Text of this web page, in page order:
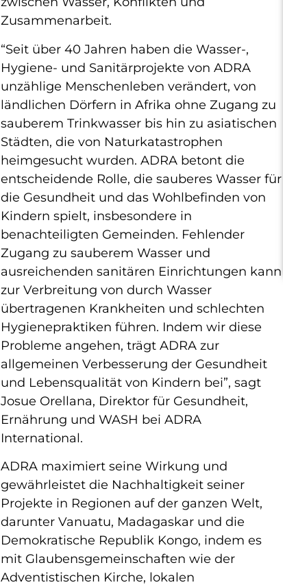
Zusammenarbeit.
“Seit über 40 Jahren haben die Wasser-,
Hygiene- und Sanitärprojekte von ADRA
unzählige Menschenleben verändert, von
ländlichen Dörfern in Afrika ohne Zugang zu
sauberem Trinkwasser bis hin zu asiatischen
Städten, die von Naturkatastrophen
heimgesucht wurden. ADRA betont die
entscheidende Rolle, die sauberes Wasser für
die Gesundheit und das Wohlbefinden von
Kindern spielt, insbesondere in
benachteiligten Gemeinden. Fehlender
Zugang zu sauberem Wasser und
ausreichenden sanitären Einrichtungen kann
zur Verbreitung von durch Wasser
übertragenen Krankheiten und schlechten
Hygienepraktiken führen. Indem wir diese
Probleme angehen, trägt ADRA zur
allgemeinen Verbesserung der Gesundheit
und Lebensqualität von Kindern bei”, sagt
Josue Orellana, Direktor für Gesundheit,
Ernährung und WASH bei ADRA
International.
ADRA maximiert seine Wirkung und
gewährleistet die Nachhaltigkeit seiner
Projekte in Regionen auf der ganzen Welt,
darunter Vanuatu, Madagaskar und die
Demokratische Republik Kongo, indem es
mit Glaubensgemeinschaften wie der
Adventistischen Kirche, lokalen